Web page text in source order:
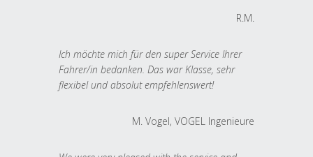
R.M.
Ich möchte mich für den super Service Ihrer
Fahrer/in bedanken. Das war Klasse, sehr
flexibel und absolut empfehlenswert!
M. Vogel, VOGEL Ingenieure